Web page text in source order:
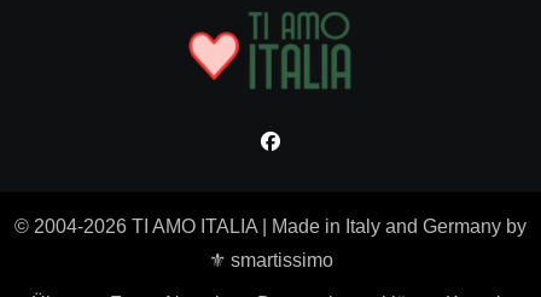
© 2004-2026 TI AMO ITALIA
Made in Italy and Germany by
⚜ smartissimo